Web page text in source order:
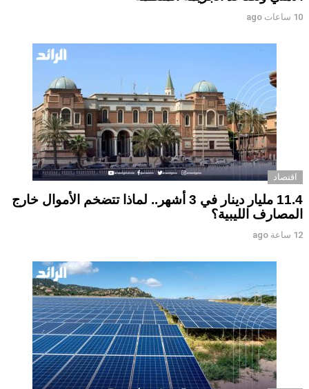
10 ساعات ago
اقتصاد
11.4 مليار دينار في 3 أشهر.. لماذا تتضخم الأموال خارج
المصارف الليبية؟
12 ساعة ago